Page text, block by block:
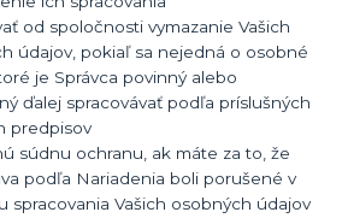
od spoločnosti vymazanie Vašich
údajov, pokiaľ sa nejedná o osobné
je Správca povinný alebo
ďalej spracovávať podľa príslušných
predpisov
súdnu ochranu, ak máte za to, že
podľa Nariadenia boli porušené v
spracovania Vašich osobných údajov